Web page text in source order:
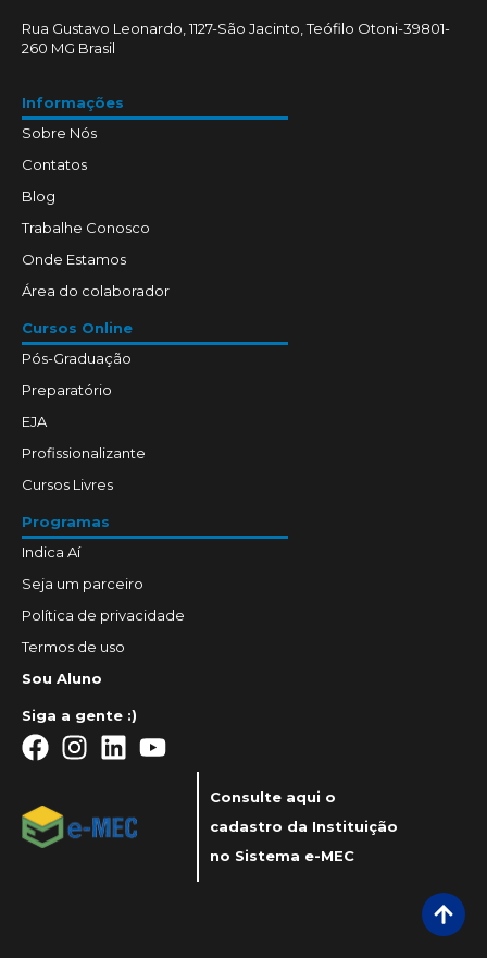
Rua Gustavo Leonardo, 1127-São Jacinto, Teófilo Otoni-39801-
260 MG Brasil
Informações
Sobre Nós
Contatos
Blog
Trabalhe Conosco
Onde Estamos
Área do colaborador
Cursos Online
Pós-Graduação
Preparatório
EJA
Profissionalizante
Cursos Livres
Programas
Indica Aí
Seja um parceiro
Política de privacidade
Termos de uso
Sou Aluno
Siga a gente :)
Consulte aqui o
cadastro da Instituição
no Sistema e-MEC